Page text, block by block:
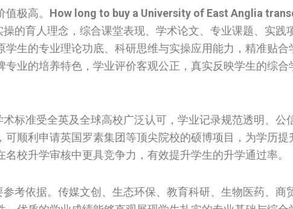
极高。 How long to buy a University of East Anglia
的育人理念，综合课堂表现、学术论文、专业课题、实践
生的专业理论功底、科研思维与实操应用能力，精准贴合
业的培养特色，学业评价客观公正，真实反映学生的综合
标准受全英及全球高校广泛认可，学业记录规范透明、公
顺利申请英国罗素集团等顶尖院校的硕博项目，为学历提
校升学审核中更具竞争力，有效提升学生的升学通过率。
考依据。传媒文创、生态环保、教育科研、生物医药、商